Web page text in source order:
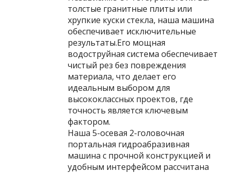
толстые гранитные плиты или
хрупкие куски стекла, наша машина
обеспечивает исключительные
результаты.Его мощная
водоструйная система обеспечивает
чистый рез без повреждения
материала, что делает его
идеальным выбором для
высококлассных проектов, где
точность является ключевым
фактором.
Наша 5-осевая 2-головочная
портальная гидроабразивная
машина с прочной конструкцией и
удобным интерфейсом рассчитана